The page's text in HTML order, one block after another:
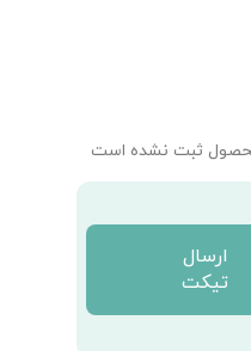
محصول ثبت نشده است
ارسال
تیکت